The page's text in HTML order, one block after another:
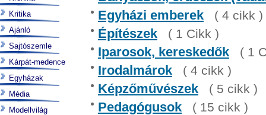
Egyházi emberek
( 4 cikk )
Építészek ( 1 Cikk )
Iparosok, kereskedők ( 1
Irodalmárok ( 4 cikk )
Képzőművészek ( 5 cikk )
Pedagógusok ( 15 cikk )
Kritika
Ajánló
Sajtószemle
Kárpát-medence
Egyházak
Média
Modellvilág